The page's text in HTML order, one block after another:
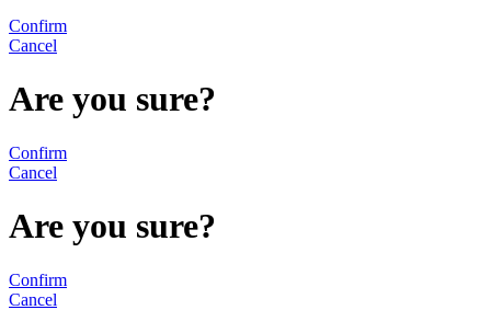
Confirm
Cancel
Are you sure?
Confirm
Cancel
Are you sure?
Confirm
Cancel